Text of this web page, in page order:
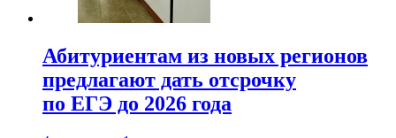
Абитуриентам из новых регионов
предлагают дать отсрочку
по ЕГЭ до 2026 года